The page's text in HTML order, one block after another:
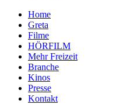
Home
Greta
Filme
HÖRFILM
Mehr Freizeit
Branche
Kinos
Presse
Kontakt